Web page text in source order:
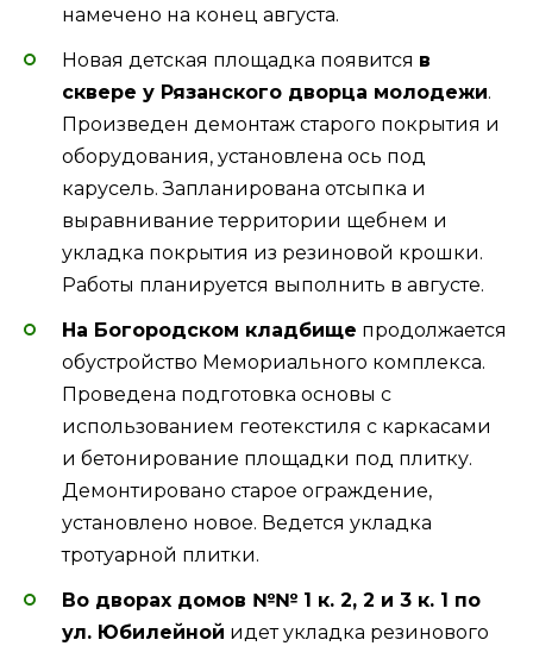
намечено на конец августа.
Новая детская площадка появится в
сквере у Рязанского дворца молодежи.
Произведен демонтаж старого покрытия и
оборудования, установлена ось под
карусель. Запланирована отсыпка и
выравнивание территории щебнем и
укладка покрытия из резиновой крошки.
Работы планируется выполнить в августе.
На Богородском кладбище продолжается
обустройство Мемориального комплекса.
Проведена подготовка основы с
использованием геотекстиля с каркасами
и бетонирование площадки под плитку.
Демонтировано старое ограждение,
установлено новое. Ведется укладка
тротуарной плитки.
Во дворах домов №№ 1 к. 2, 2 и 3 к. 1 по
ул. Юбилейной идет укладка резинового